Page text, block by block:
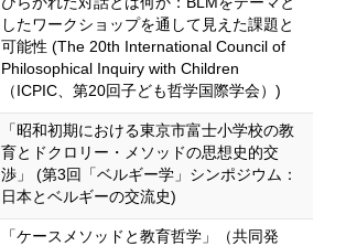
したワークショップを通して見えた課題と
可能性 (The 20th International Council of
Philosophical Inquiry with Children
（ICPIC、第20回子ども哲学国際学会）)
「昭和初期における東京市富士小学校の教
育とドクロリー・メソッドの思想史的交
渉」 (第3回「ベルギー学」シンポジウム：
日本とベルギーの交流史)
「ケースメソッドと教育哲学」（共同発